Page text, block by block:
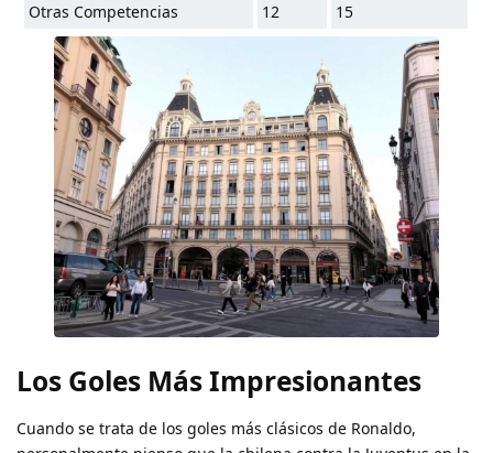
Otras Competencias
12 15
Los Goles Más Impresionantes
Cuando se trata de los goles más clásicos de Ronaldo,